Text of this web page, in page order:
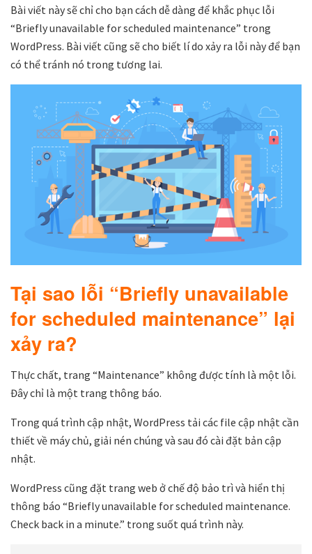
Bài viết này sẽ chỉ cho bạn cách dễ dàng để khắc phục lỗi
“Briefly unavailable for scheduled maintenance” trong
WordPress. Bài viết cũng sẽ cho biết lí do xảy ra lỗi này để bạn
có thể tránh nó trong tương lai.
Tại sao lỗi “Briefly unavailable
for scheduled maintenance” lại
xảy ra?
Thực chất, trang “Maintenance” không được tính là một lỗi.
Đây chỉ là một trang thông báo.
Trong quá trình cập nhật, WordPress tải các file cập nhật cần
thiết về máy chủ, giải nén chúng và sau đó cài đặt bản cập
nhật.
WordPress cũng đặt trang web ở chế độ bảo trì và hiển thị
thông báo “Briefly unavailable for scheduled maintenance.
Check back in a minute.” trong suốt quá trình này.